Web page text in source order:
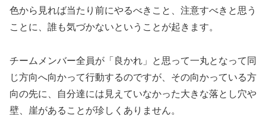
色から見れば当たり前にやるべきこと、注意すべきと思う
ことに、誰も気づかないということが起きます。
チームメンバー全員が「良かれ」と思って一丸となって同
じ方向へ向かって行動するのですが、その向かっている方
向の先に、自分達には見えていなかった大きな落とし穴や
壁、崖があることが珍しくありません。